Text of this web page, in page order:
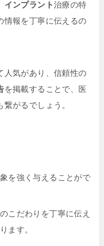
インプラント治療の特
情報を丁寧に伝えるの
人気があり、信頼性の
を掲載することで、医
がるでしょう。
を強く与えることがで
こだわりを丁寧に伝え
ます。